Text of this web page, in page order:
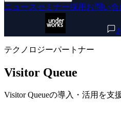
ニュース セミナー採用 お問い合
テクノロジーパートナー
Visitor Queue
Visitor Queueの導入・活用を支